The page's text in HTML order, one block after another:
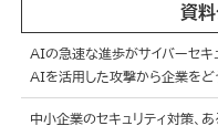
資料
AIの急速な進歩がサイバーセキ
AIを活用した攻撃から企業をど
中小企業のセキュリティ対策、